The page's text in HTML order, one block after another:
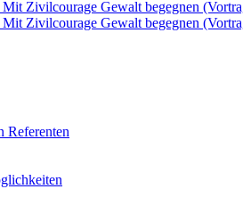
Zivilcourage Gewalt begegnen
Zivilcourage Gewalt begegnen
Referenten